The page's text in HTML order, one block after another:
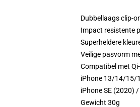
Dubbellaags clip-
Impact resistente
Superheldere
Veilige pasvorm
Compatibel met
iPhone 13/14/15/
iPhone SE (2020)
Gewicht 30g